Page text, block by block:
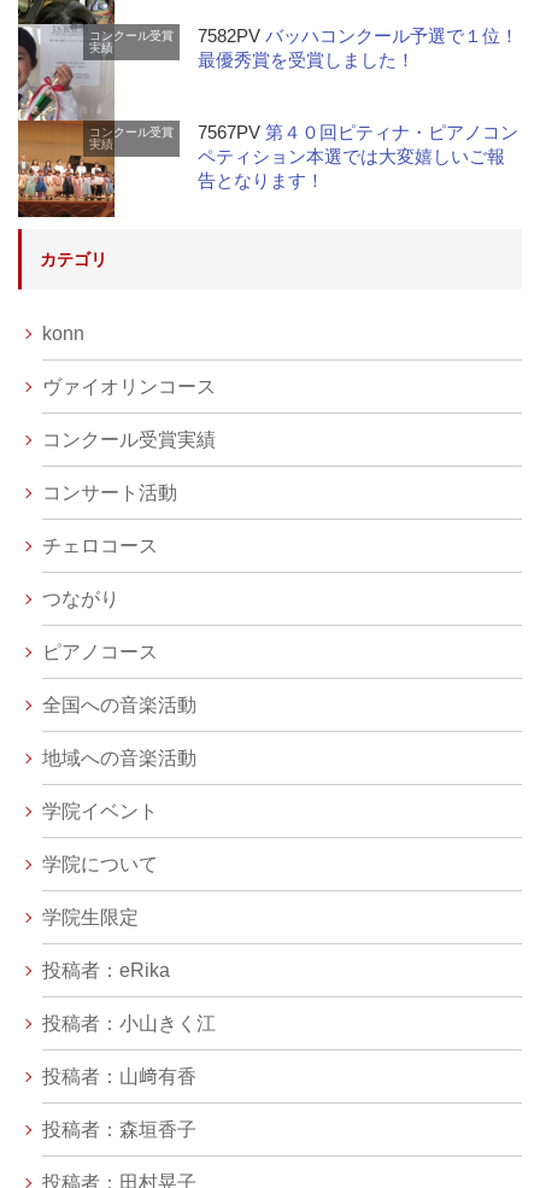
コンクール受賞
実績
7582PVバッハコンクール予選で１位！
最優秀賞を受賞しました！
コンクール受賞
実績
7567PV第４０回ピティナ・ピアノコン
ペティション本選では大変嬉しいご報
告となります！
カテゴリ
konn
ヴァイオリンコース
コンクール受賞実績
コンサート活動
チェロコース
つながり
ピアノコース
全国への音楽活動
地域への音楽活動
学院イベント
学院について
学院生限定
投稿者：eRika
投稿者：小山きく江
投稿者：山﨑有香
投稿者：森垣香子
投稿者：田村晃子